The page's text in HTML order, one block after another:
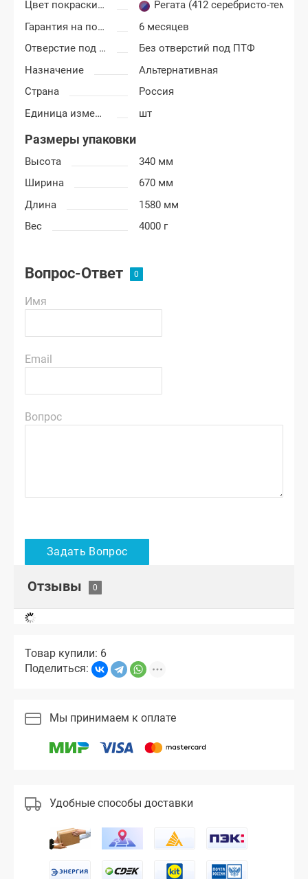
Цвет покраски ВАЗ 2113, 2114, 2115
Регата (412 серебристо-темно-
Гарантия на покраску
6 месяцев
Отверстие под ПТФ
Без отверстий под ПТФ
Назначение
Альтернативная
Страна
Россия
Единица измерения
шт
Размеры упаковки
Высота
340 мм
Ширина
670 мм
Длина
1580 мм
Вес
4000 г
Вопрос-Ответ
Имя
Email
Вопрос
Отзывы
Товар купили: 6
Поделиться:
Мы принимаем к оплате
Удобные способы доставки